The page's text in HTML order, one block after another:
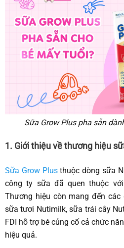
Sữa Grow Plus pha sẵn
1. Giới thiệu về thương hiệu
Sữa Grow Plusthuộc dòng sữa
công ty sữa đã quen thuộc
Thương hiệu còn mang đến
sữa tươi Nutimilk, sữa trái cây
FDI hỗ trợ bé củng cố cả chức
hiệu quả.